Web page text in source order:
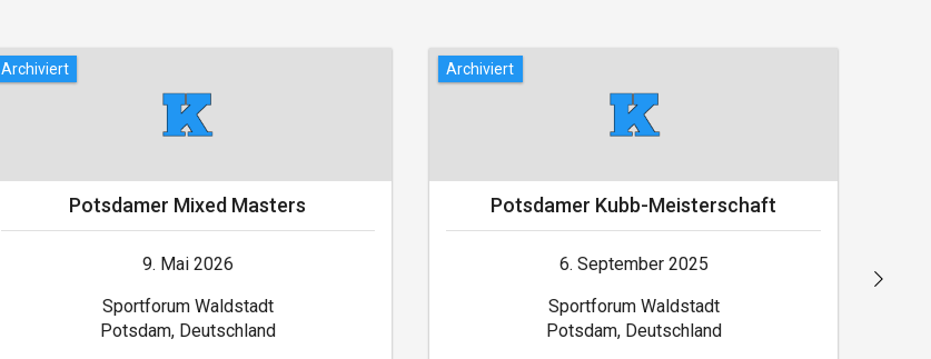
Archiviert
Potsdamer Mixed Masters
9. Mai 2026
Sportforum Waldstadt
Potsdam, Deutschland
Archiviert
Potsdamer Kubb-Meisterschaft
6. September 2025
Sportforum Waldstadt
Potsdam, Deutschland